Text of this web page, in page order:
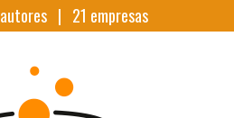
autores | 21 empresas